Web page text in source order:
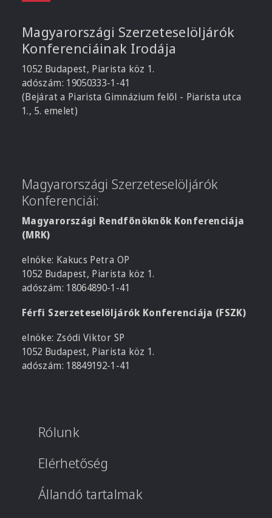
Magyarországi Szerzeteselöljárók
Konferenciáinak Irodája
1052 Budapest, Piarista köz 1.
adószám: 19050333-1-41
(Bejárat a Piarista Gimnázium felől - Piarista utca
1., 5. emelet)
Magyarországi Szerzeteselöljárók
Konferenciái:
Magyarországi Rendfőnöknők Konferenciája
(MRK)
elnöke: Kakucs Petra OP
1052 Budapest, Piarista köz 1.
adószám: 18064890-1-41
Férfi Szerzeteselöljárók Konferenciája (FSZK)
elnöke: Zsódi Viktor SP
1052 Budapest, Piarista köz 1.
adószám: 18849192-1-41
Rólunk
Elérhetőség
Állandó tartalmak